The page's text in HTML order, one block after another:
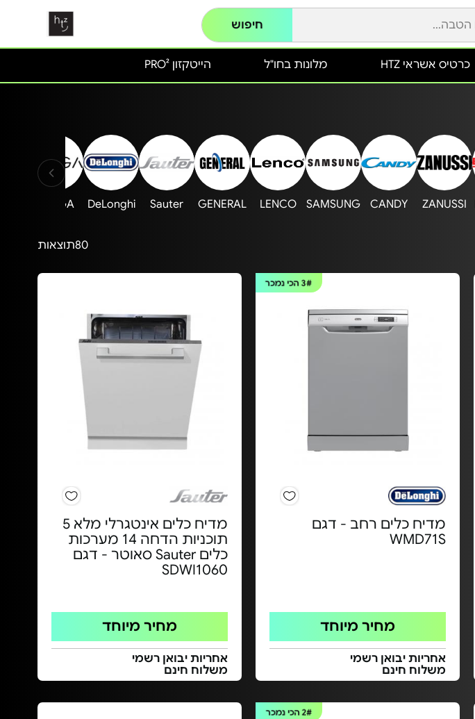
חיפוש
הייטקזון PRO² מלונות בחו"ל כרטיס אשראי HTZ
ZANUSSI
CANDY
SAMSUNG
LENCO
GENERAL
Sauter
DeLonghi
BRAGA
80תוצאות
3#הכי נמכר
מדיח כלים רחב - דגם
WMD71S
מחיר מיוחד
אחריות יבואן רשמי
משלוח חינם
מדיח כלים אינטגרלי מלא 5
תוכניות הדחה 14 מערכות
כלים Sauter סאוטר - דגם
SDWI1060
מחיר מיוחד
אחריות יבואן רשמי
משלוח חינם
2#הכי נמכר